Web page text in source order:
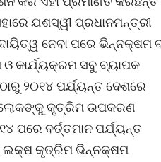
ଯଶସ୍ୱୀ ପ୍ରଧାନମନ୍ତ୍ରୀ
ନେବା ପରେ ଭିନ୍ନକ୍ଷମ
କାର୍ଯ୍ୟକ୍ରମ ସବୁ ବ୍ୟାପକ
୨୦୧୪ ପର୍ଯ୍ୟନ୍ତ ଦେଶରେ
କୃତ୍ରିମ ଉପକରଣ
ପରେ ବର୍ତ୍ତମାନ ପର୍ଯ୍ୟନ୍ତ
ଲକ୍ଷ କୃତ୍ରିମ ଭିନ୍ନକ୍ଷମ